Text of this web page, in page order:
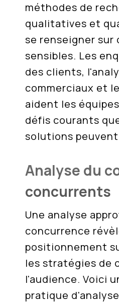
méthodes de
qualitatives et
se renseigner sur
sensibles. Les
des clients,
commerciaux et
aident les
défis courants
solutions
Analyse du
concurrents
Une analyse
concurrence
positionnement
les stratégies de
l'audience. Voici
pratique